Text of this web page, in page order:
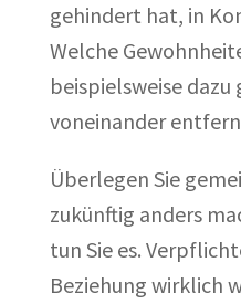
gehindert hat, in
Welche
beispielsweise dazu
voneinander
Überlegen Sie
zukünftig anders
tun Sie es.
Beziehung wirklich